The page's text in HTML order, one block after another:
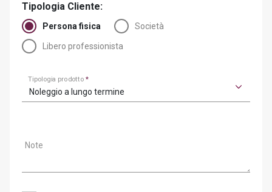
Tipologia Cliente:
Persona fisica Società
Libero professionista
Tipologia prodotto*
Noleggio a lungo termine
Note